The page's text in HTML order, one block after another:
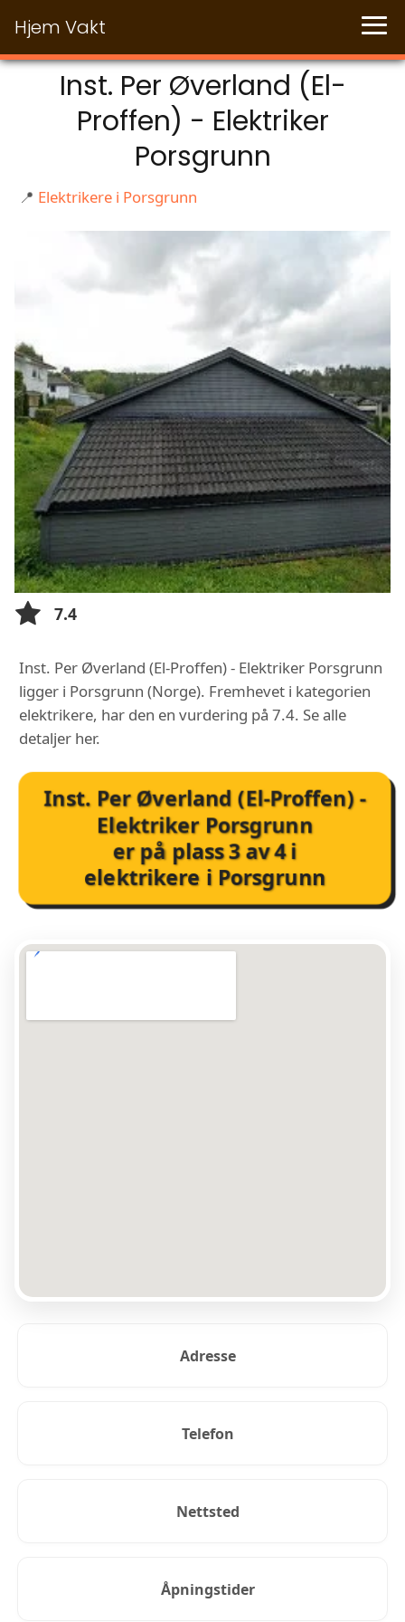
Hjem Vakt
Inst. Per Øverland (El-
Proffen) - Elektriker
Porsgrunn
📍 Elektrikere i Porsgrunn
7.4
Inst. Per Øverland (El-Proffen) - Elektriker Porsgrunn
ligger i Porsgrunn (Norge). Fremhevet i kategorien
elektrikere, har den en vurdering på 7.4. Se alle
detaljer her.
Inst. Per Øverland (El-Proffen) -
Elektriker Porsgrunn
er på plass3av4i
elektrikere i Porsgrunn
Adresse
Telefon
Nettsted
Åpningstider